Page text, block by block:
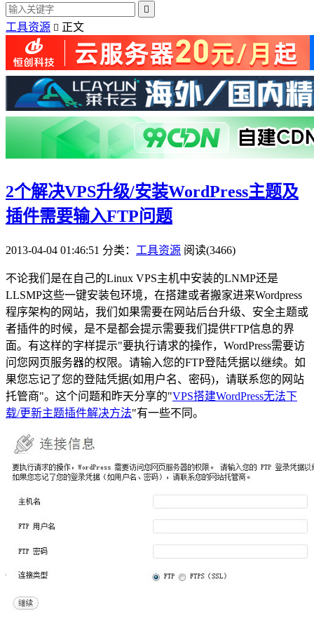

工具资源  正文
2个解决VPS升级/安装WordPress主题及
插件需要输入FTP问题
2013-04-04 01:46:51 分类： 工具资源 阅读(3466)
不论我们是在自己的Linux VPS主机中安装的LNMP还是
LLSMP这些一键安装包环境，在搭建或者搬家进来Wordpress
程序架构的网站，我们如果需要在网站后台升级、安全主题或
者插件的时候，是不是都会提示需要我们提供FTP信息的界
面。有这样的字样提示"要执行请求的操作，WordPress需要访
问您网页服务器的权限。请输入您的FTP登陆凭据以继续。如
果您忘记了您的登陆凭据(如用户名、密码)，请联系您的网站
托管商"。这个问题和昨天分享的"VPS搭建WordPress无法下
载/更新主题插件解决方法"有一些不同。